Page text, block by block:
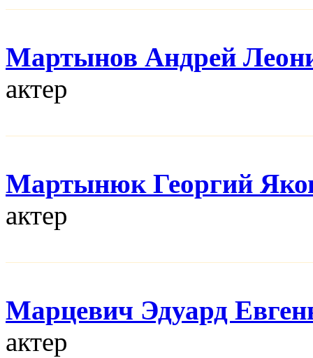
Мартынов Андрей
актер
Мартынюк Георгий
актер
Марцевич Эдуард
актер